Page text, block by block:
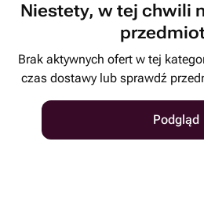
Niestety, w tej chwili
Brak aktywnych ofert w tej
czas dostawy lub sprawdź
Podgląd